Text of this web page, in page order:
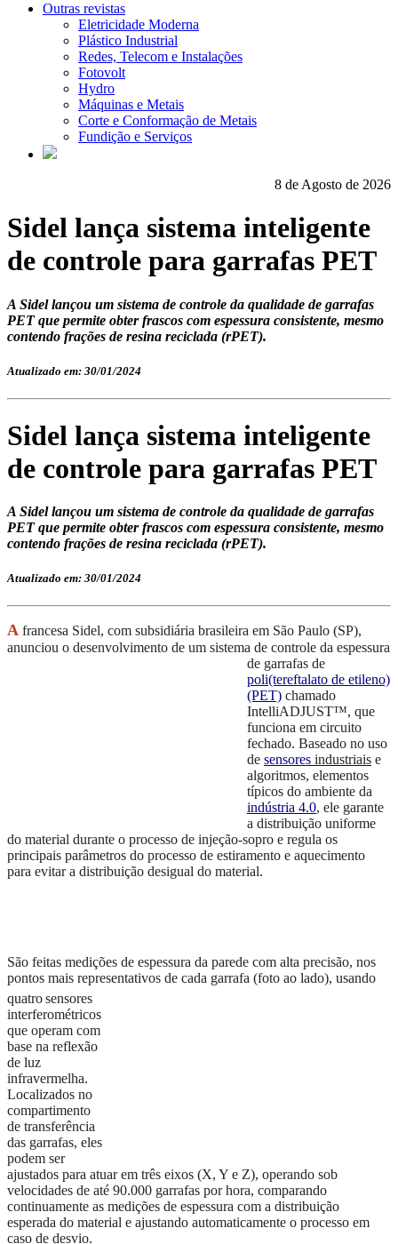
Outras revistas
Eletricidade Moderna
Plástico Industrial
Redes, Telecom e Instalações
Fotovolt
Hydro
Máquinas e Metais
Corte e Conformação de Metais
Fundição e Serviços
8 de Agosto de 2026
Sidel lança sistema inteligente
de controle para garrafas PET
A Sidel lançou um sistema de controle da qualidade de garrafas
PET que permite obter frascos com espessura consistente, mesmo
contendo frações de resina reciclada (rPET).
Atualizado em: 30/01/2024
Sidel lança sistema inteligente
de controle para garrafas PET
A Sidel lançou um sistema de controle da qualidade de garrafas
PET que permite obter frascos com espessura consistente, mesmo
contendo frações de resina reciclada (rPET).
Atualizado em: 30/01/2024
A francesa Sidel, com subsidiária brasileira em São Paulo (SP),
anunciou o desenvolvimento de um sistema de controle da espessura
de garrafas de
poli(tereftalato de etileno)
(PET) chamado
IntelliADJUST™, que
funciona em circuito
fechado. Baseado no uso
de sensores industriais e
algoritmos, elementos
típicos do ambiente da
indústria 4.0, ele garante
a distribuição uniforme
do material durante o processo de injeção-sopro e regula os
principais parâmetros do processo de estiramento e aquecimento
para evitar a distribuição desigual do material.
São feitas medições de espessura da parede com alta precisão, nos
pontos mais representativos de cada garrafa (foto ao lado), usando
quatrosensores
interferométricos
que operam com
base na reflexão
de luz
infravermelha.
Localizados no
compartimento
de transferência
das garrafas, eles
podem ser
ajustados para atuar em três eixos (X, Y e Z), operando sob
velocidades de até 90.000 garrafas por hora, comparando
continuamente as medições de espessura com a distribuição
esperada do material e ajustando automaticamente o processo em
caso de desvio.